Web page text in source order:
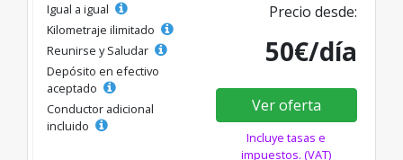
Igual a igual
Kilometraje ilimitado
Reunirse y Saludar
Depósito en efectivo
aceptado
Conductor adicional
incluido
Precio desde:
50€/día
Ver oferta
Incluye tasas e
impuestos. (VAT)